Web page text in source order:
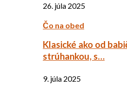
26. júla 2025
Čo na obed
Klasické ako od
strúhankou, s…
9. júla 2025